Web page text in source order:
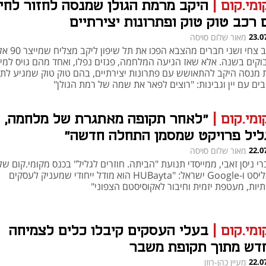
– the gateway to Tech You're NXT
היקב מרמת הגולן שמנסה לחזור
רכב טוק טוק ופתרונות יצירתיים
מאור שלום סויסה
רביב צחי ושני חברים
בשנה. אלא שאז הגיעה המלחמה, פגזים נפלו, ואחד מהם גויס
מנסה היקב להתאושש עם פתרונות יצירתיים, בהם טוק טוק שמגיע
עם יין וגבינות: "רוצים לפאר את שמה של רמת הגולן"
"לאחר תקופה מאתגרת של מלחמה,
פרויקט שמסמן התחלה חדשה"
מאור שלום סויסה
ניסן זאבי, ממייסדי תנועת "הביתה. חוזרים לגליל" בכנס מקומי.קום
כלכליסט ו-Google ישראל: "HUBayta הוא מודל ייחודי שמעניק לעסקים
מעטפת יזמית וחיבור לאקוסיסטם הצפוני"
בעלי העסקים קיבלו כלים לצמיחה
מתוך תקופת משבר
מעיין כהן-רוזן